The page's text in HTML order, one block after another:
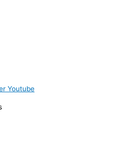
Youtube